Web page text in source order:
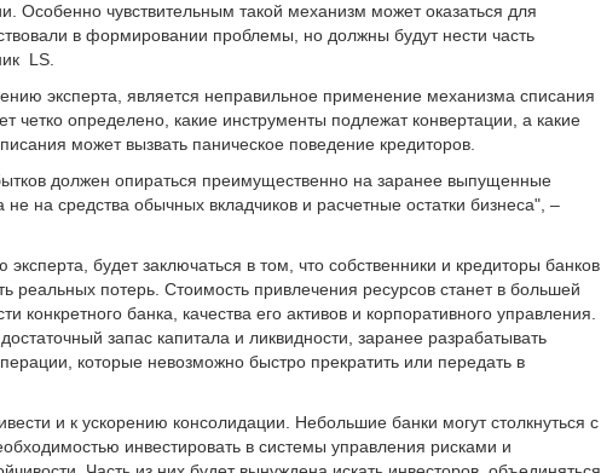
Особенно чувствительным такой механизм может оказаться для
в формировании проблемы, но должны будут нести часть
LS.
эксперта, является неправильное применение механизма списания
четко определено, какие инструменты подлежат конвертации, а какие
может вызвать паническое поведение кредиторов.
должен опираться преимущественно на заранее выпущенные
на средства обычных вкладчиков и расчетные остатки бизнеса", –
будет заключаться в том, что собственники и кредиторы банков
реальных потерь. Стоимость привлечения ресурсов станет в большей
конкретного банка, качества его активов и корпоративного управления.
запас капитала и ликвидности, заранее разрабатывать
которые невозможно быстро прекратить или передать в
и к ускорению консолидации. Небольшие банки могут столкнуться с
инвестировать в системы управления рисками и